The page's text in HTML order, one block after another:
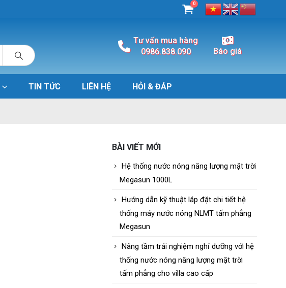
0
Tư vấn mua hàng
0986.838.090
Báo giá
TIN TỨC LIÊN HỆ HỎI & ĐÁP
BÀI VIẾT MỚI
Hệ thống nước nóng năng lượng mặt trời
Megasun 1000L
Hướng dẫn kỹ thuật lắp đặt chi tiết hệ
thống máy nước nóng NLMT tấm phẳng
Megasun
Nâng tầm trải nghiệm nghỉ dưỡng với hệ
thống nước nóng năng lượng mặt trời
tấm phẳng cho villa cao cấp